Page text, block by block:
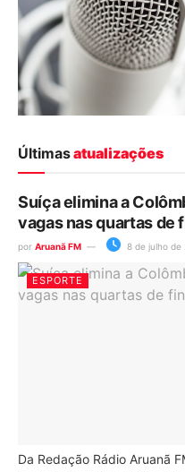
Últimasatualizações
Suíça elimina a
vagas nas quartas de
por Aruanã FM 8 de julho de
ESPORTE
Da Redação Rádio Aruanã